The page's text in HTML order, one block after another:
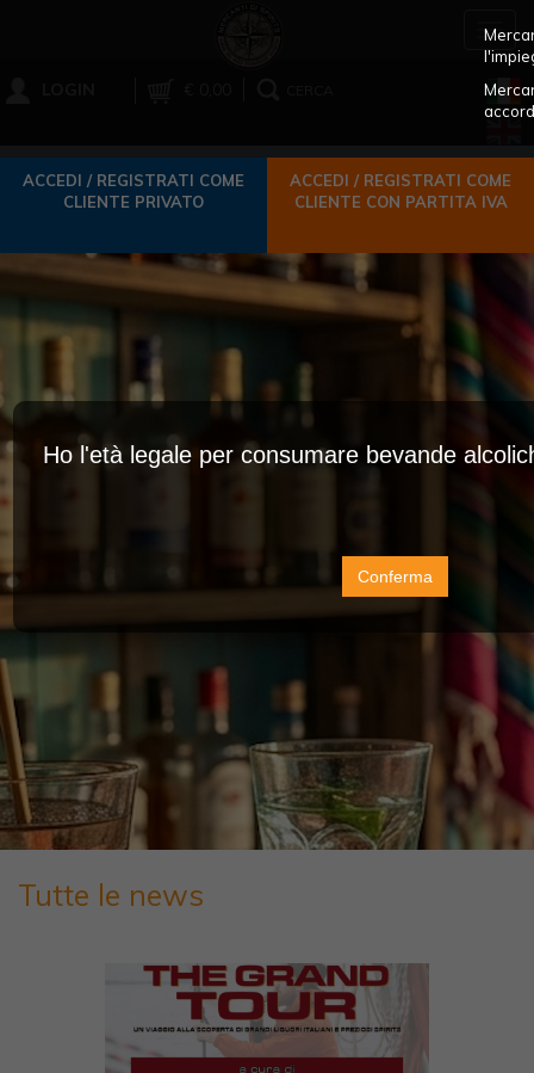
ACCEDI / REGISTRATI COME
CLIENTE PRIVATO
ACCEDI / REGISTRATI COME
CLIENTE CON PARTITA IVA
Tutte le news
Ho l'età legale per consumare bevande
Conferma